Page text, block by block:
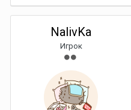
NalivKa
Игрок